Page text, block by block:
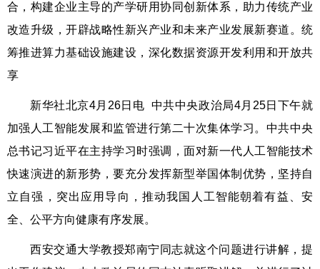
合，构建企业主导的产学研用协同创新体系，助力传统产业
改造升级，开辟战略性新兴产业和未来产业发展新赛道。统
筹推进算力基础设施建设，深化数据资源开发利用和开放共
享
新华社北京4月26日电 中共中央政治局4月25日下午就
加强人工智能发展和监管进行第二十次集体学习。中共中央
总书记习近平在主持学习时强调，面对新一代人工智能技术
快速演进的新形势，要充分发挥新型举国体制优势，坚持自
立自强，突出应用导向，推动我国人工智能朝着有益、安
全、公平方向健康有序发展。
西安交通大学教授郑南宁同志就这个问题进行讲解，提